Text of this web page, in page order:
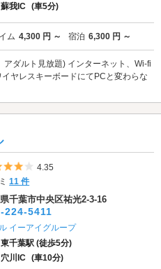
蘇我IC (車5分)
ム 4,300 円 ～ 宿泊 6,300 円 ～
ダルト見放題) インターネット、Wi-fi
ヤレスキーボードにてPCと変わらな
5つ星のうち4
4.35
11 件
千葉市中央区祐光2-3-16
224-5411
イーアイグループ
東千葉駅 (徒歩5分)
穴川IC (車10分)